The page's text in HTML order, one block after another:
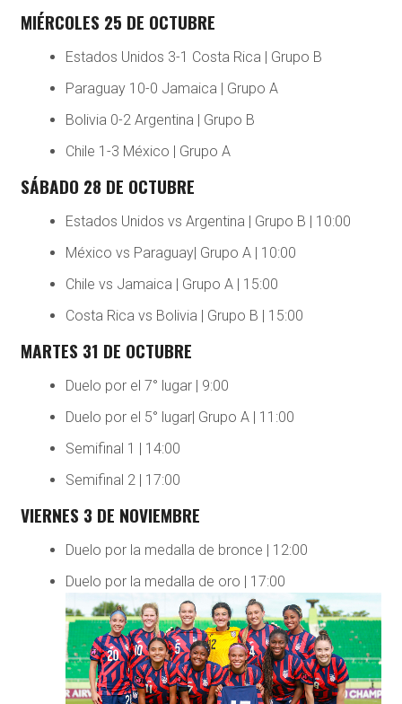
MIÉRCOLES 25 DE OCTUBRE
Estados Unidos 3-1 Costa Rica | Grupo B
Paraguay 10-0 Jamaica | Grupo A
Bolivia 0-2 Argentina | Grupo B
Chile 1-3 México | Grupo A
SÁBADO 28 DE OCTUBRE
Estados Unidos vs Argentina | Grupo B | 10:00
México vs Paraguay| Grupo A | 10:00
Chile vs Jamaica | Grupo A | 15:00
Costa Rica vs Bolivia | Grupo B | 15:00
MARTES 31 DE OCTUBRE
Duelo por el 7° lugar | 9:00
Duelo por el 5° lugar| Grupo A | 11:00
Semifinal 1 | 14:00
Semifinal 2 | 17:00
VIERNES 3 DE NOVIEMBRE
Duelo por la medalla de bronce | 12:00
Duelo por la medalla de oro | 17:00